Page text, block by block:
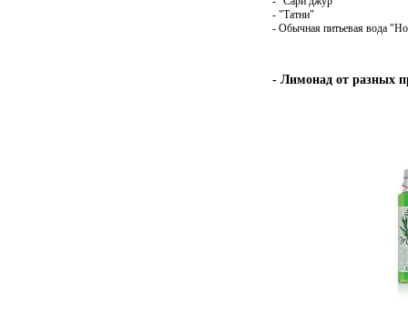
- "Татни"
- Обычная питьевая вода
- Лимонад от разных